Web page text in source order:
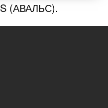
(АВАЛЬС).